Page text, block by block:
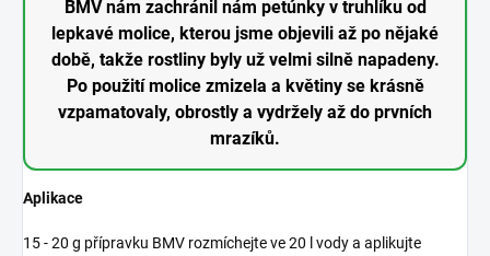
BMV nám zachránil nám petúnky v truhlíku od
lepkavé molice, kterou jsme objevili až po nějaké
době, takže rostliny byly už velmi silně napadeny.
Po použití molice zmizela a květiny se krásně
vzpamatovaly, obrostly a vydržely až do prvních
mrazíků.
Aplikace
15 - 20 g přípravku BMV rozmíchejte ve 20 l vody a aplikujte